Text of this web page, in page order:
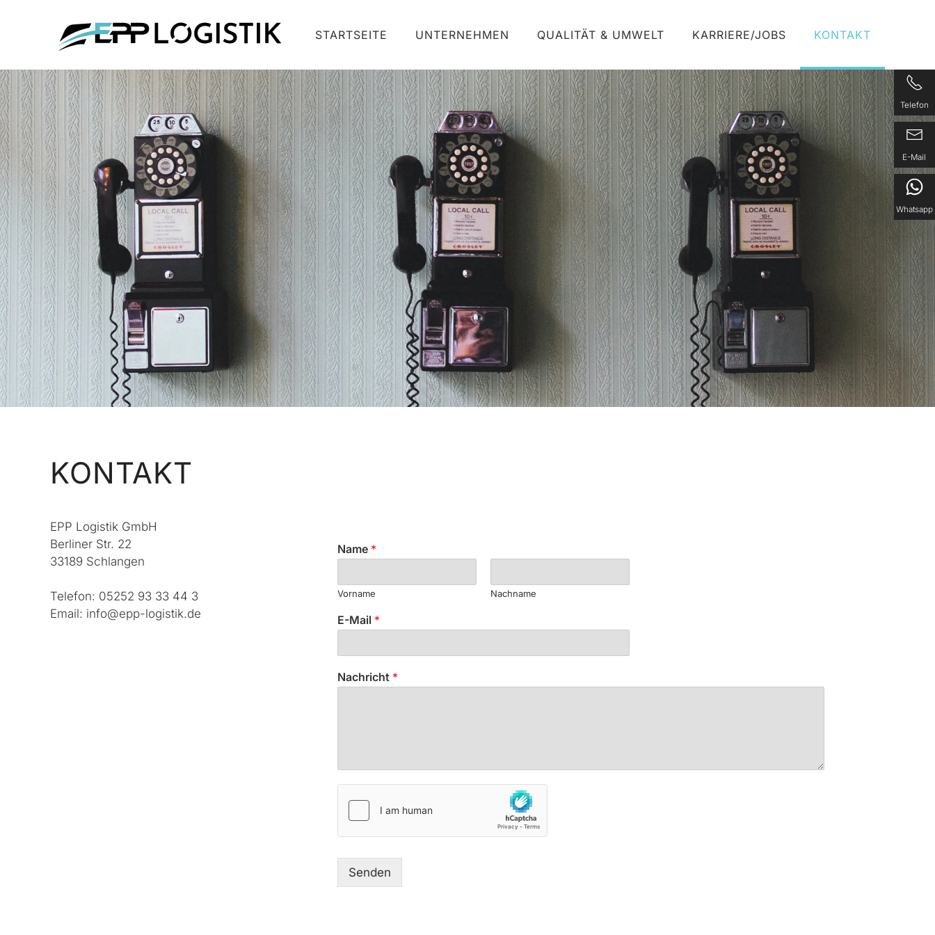
Zum Hauptinhalt springen STARTSEITE UNTERNEHMEN QUALITÄT & UMWELT KARRIERE/JOBS KONTAKT
KONTAKT
EPP Logistik GmbH
Berliner Str. 22
33189 Schlangen
Telefon: 05252 93 33 44 3
Email: info@epp-logistik.de
Name *
Vorname Nachname
E-Mail *
Nachricht *
Senden
Telefon
E-Mail
Whatsapp